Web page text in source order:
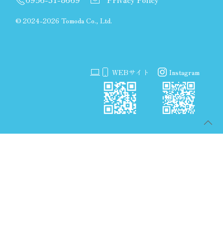
© 2024-2026 Tomoda Co., Ltd.
WEBサイト Instagram